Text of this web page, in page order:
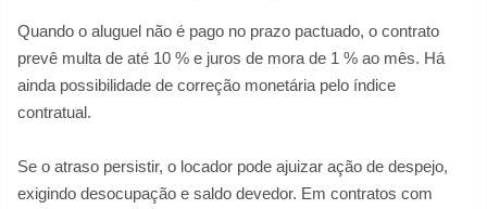
Quando o aluguel não é pago no prazo pactuado, o contrato
prevê multa de até 10 % e juros de mora de 1 % ao mês. Há
ainda possibilidade de correção monetária pelo índice
contratual.
Se o atraso persistir, o locador pode ajuizar ação de despejo,
exigindo desocupação e saldo devedor. Em contratos com